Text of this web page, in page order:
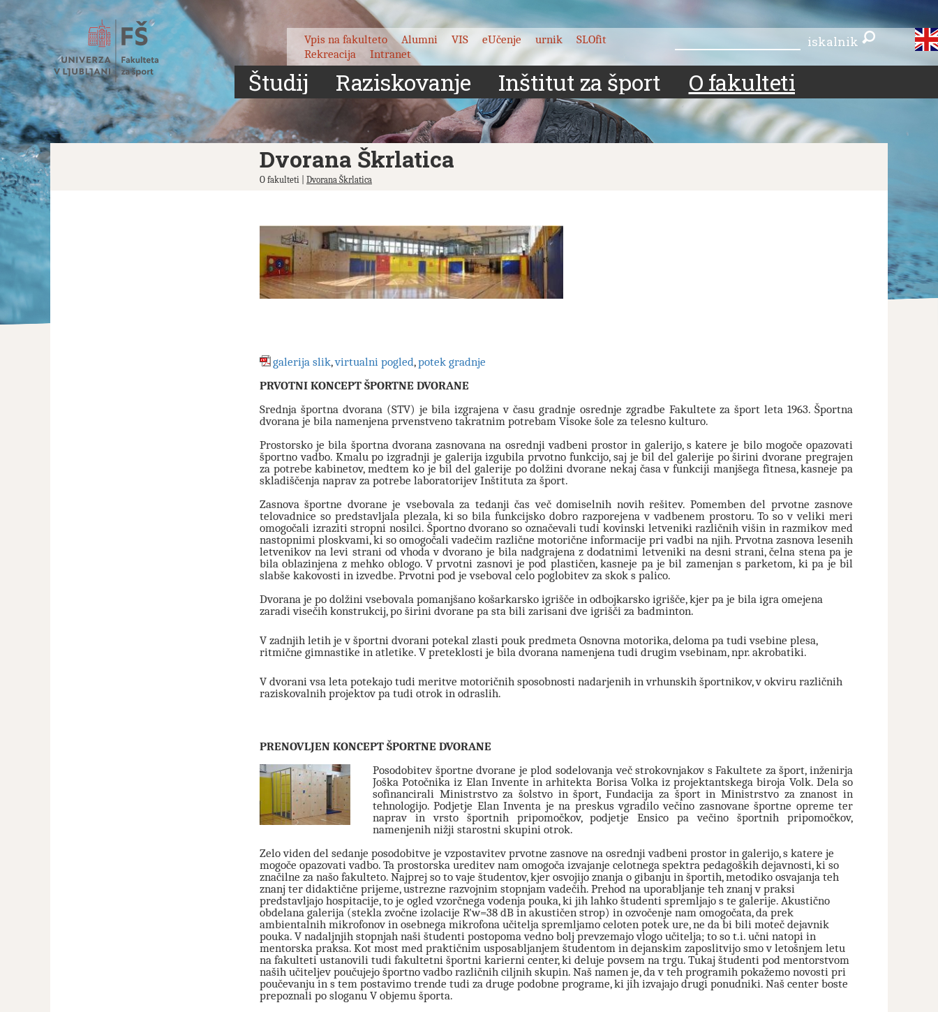
vsebino
Vpis na fakulteto Alumni VIS eUčenje urnik
SLOfit
Rekreacija
Intranet
iskalnik
Študij Raziskovanje Inštitut za šport O fakulteti
Dvorana Škrlatica
O fakulteti | Dvorana Škrlatica
galerija slik,virtualni pogled,potek gradnje
PRVOTNI KONCEPT ŠPORTNE DVORANE
Srednja športna dvorana (STV) je bila izgrajena v času gradnje osrednje zgradbe Fakultete za šport leta 1963. Športna
dvorana je bila namenjena prvenstveno takratnim potrebam Visoke šole za telesno kulturo.
Prostorsko je bila športna dvorana zasnovana na osrednji vadbeni prostor in galerijo, s katere je bilo mogoče opazovati
športno vadbo. Kmalu po izgradnji je galerija izgubila prvotno funkcijo, saj je bil del galerije po širini dvorane pregrajen
za potrebe kabinetov, medtem ko je bil del galerije po dolžini dvorane nekaj časa v funkciji manjšega fitnesa, kasneje pa
skladiščenja naprav za potrebe laboratorijev Inštituta za šport.
Zasnova športne dvorane je vsebovala za tedanji čas več domiselnih novih rešitev. Pomemben del prvotne zasnove
telovadnice so predstavljala plezala, ki so bila funkcijsko dobro razporejena v vadbenem prostoru. To so v veliki meri
omogočali izraziti stropni nosilci. Športno dvorano so označevali tudi kovinski letveniki različnih višin in razmikov med
nastopnimi ploskvami, ki so omogočali vadečim različne motorične informacije pri vadbi na njih. Prvotna zasnova lesenih
letvenikov na levi strani od vhoda v dvorano je bila nadgrajena z dodatnimi letveniki na desni strani, čelna stena pa je
bila oblazinjena z mehko oblogo. V prvotni zasnovi je pod plastičen, kasneje pa je bil zamenjan s parketom, ki pa je bil
slabše kakovosti in izvedbe. Prvotni pod je vseboval celo poglobitev za skok s palico.
Dvorana je po dolžini vsebovala pomanjšano košarkarsko igrišče in odbojkarsko igrišče, kjer pa je bila igra omejena
zaradi visečih konstrukcij, po širini dvorane pa sta bili zarisani dve igrišči za badminton.
V zadnjih letih je v športni dvorani potekal zlasti pouk predmeta Osnovna motorika, deloma pa tudi vsebine plesa,
ritmične gimnastike in atletike. V preteklosti je bila dvorana namenjena tudi drugim vsebinam, npr. akrobatiki.
V dvorani vsa leta potekajo tudi meritve motoričnih sposobnosti nadarjenih in vrhunskih športnikov, v okviru različnih
raziskovalnih projektov pa tudi otrok in odraslih.
PRENOVLJEN KONCEPT ŠPORTNE DVORANE
Posodobitev športne dvorane je plod sodelovanja več strokovnjakov s Fakultete za šport, inženirja
Joška Potočnika iz Elan Invente in arhitekta Borisa Volka iz projektantskega biroja Volk. Dela so
sofinancirali Ministrstvo za šolstvo in šport, Fundacija za šport in Ministrstvo za znanost in
tehnologijo. Podjetje Elan Inventa je na preskus vgradilo večino zasnovane športne opreme ter
naprav in vrsto športnih pripomočkov, podjetje Ensico pa večino športnih pripomočkov,
namenjenih nižji starostni skupini otrok.
Zelo viden del sedanje posodobitve je vzpostavitev prvotne zasnove na osrednji vadbeni prostor in galerijo, s katere je
mogoče opazovati vadbo. Ta prostorska ureditev nam omogoča izvajanje celotnega spektra pedagoških dejavnosti, ki so
značilne za našo fakulteto. Najprej so to vaje študentov, kjer osvojijo znanja o gibanju in športih, metodiko osvajanja teh
znanj ter didaktične prijeme, ustrezne razvojnim stopnjam vadečih. Prehod na uporabljanje teh znanj v praksi
predstavljajo hospitacije, to je ogled vzorčnega vodenja pouka, ki jih lahko študenti spremljajo s te galerije. Akustično
obdelana galerija (stekla zvočne izolacije R'w=38 dB in akustičen strop) in ozvočenje nam omogočata, da prek
ambientalnih mikrofonov in osebnega mikrofona učitelja spremljamo celoten potek ure, ne da bi bili moteč dejavnik
pouka. V nadaljnjih stopnjah naši študenti postopoma vedno bolj prevzemajo vlogo učitelja; to so t.i. učni natopi in
mentorska praksa. Kot most med praktičnim usposabljanjem študentom in dejanskim zaposlitvijo smo v letošnjem letu
na fakulteti ustanovili tudi fakultetni športni karierni center, ki deluje povsem na trgu. Tukaj študenti pod mentorstvom
naših učiteljev poučujejo športno vadbo različnih ciljnih skupin. Naš namen je, da v teh programih pokažemo novosti pri
poučevanju in s tem postavimo trende tudi za druge podobne programe, ki jih izvajajo drugi ponudniki. Naš center boste
prepoznali po sloganu V objemu športa.